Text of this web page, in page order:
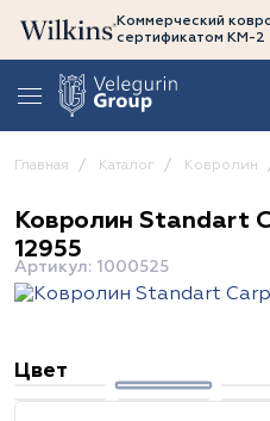
Коммерческий
сертификатом КМ-2
Главная Каталог Ковролин
Ковролин Standart
12955
Артикул: 1000525
Цвет